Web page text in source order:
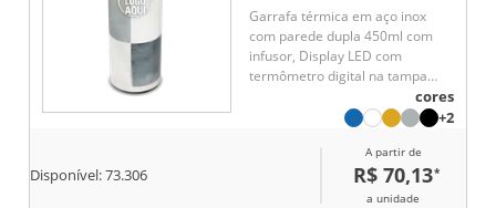
Garrafa térmica em aço inox
com parede dupla 450ml com
infusor, Display LED com
termômetro digital na tampa
para indicar a temperatura do
líquido, Conserva líquido quente
cores
+2
Disponível:73.306
A partir de
R$ 70,13*
a unidade